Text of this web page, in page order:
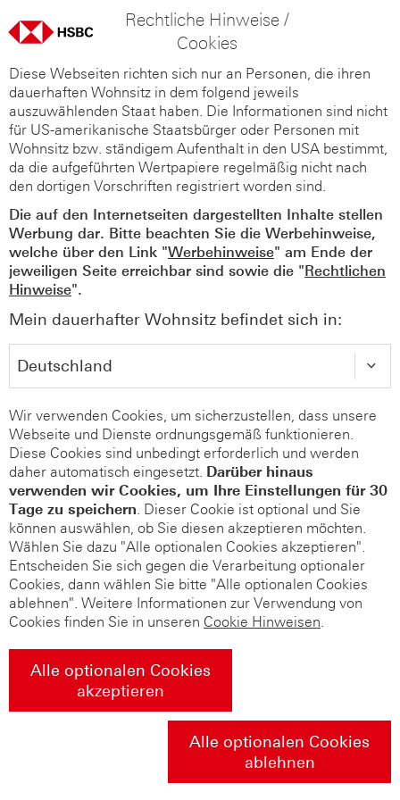
Rechtliche Hinweise /
Cookies
Diese Webseiten richten sich nur an Personen, die ihren
dauerhaften Wohnsitz in dem folgend jeweils
auszuwählenden Staat haben. Die Informationen sind nicht
für US-amerikanische Staatsbürger oder Personen mit
Wohnsitz bzw. ständigem Aufenthalt in den USA bestimmt,
da die aufgeführten Wertpapiere regelmäßig nicht nach
den dortigen Vorschriften registriert worden sind.
Die auf den Internetseiten dargestellten Inhalte stellen
Werbung dar. Bitte beachten Sie die Werbehinweise,
welche über den Link "Werbehinweise" am Ende der
jeweiligen Seite erreichbar sind sowie die "Rechtlichen
Hinweise".
Mein dauerhafter Wohnsitz befindet sich in:
Wir verwenden Cookies, um sicherzustellen, dass unsere
Webseite und Dienste ordnungsgemäß funktionieren.
Diese Cookies sind unbedingt erforderlich und werden
daher automatisch eingesetzt. Darüber hinaus
verwenden wir Cookies, um Ihre Einstellungen für 30
Tage zu speichern. Dieser Cookie ist optional und Sie
können auswählen, ob Sie diesen akzeptieren möchten.
Wählen Sie dazu "Alle optionalen Cookies akzeptieren".
Entscheiden Sie sich gegen die Verarbeitung optionaler
Cookies, dann wählen Sie bitte "Alle optionalen Cookies
ablehnen". Weitere Informationen zur Verwendung von
Cookies finden Sie in unseren Cookie Hinweisen.
Alle optionalen Cookies
akzeptieren
Alle optionalen Cookies
ablehnen